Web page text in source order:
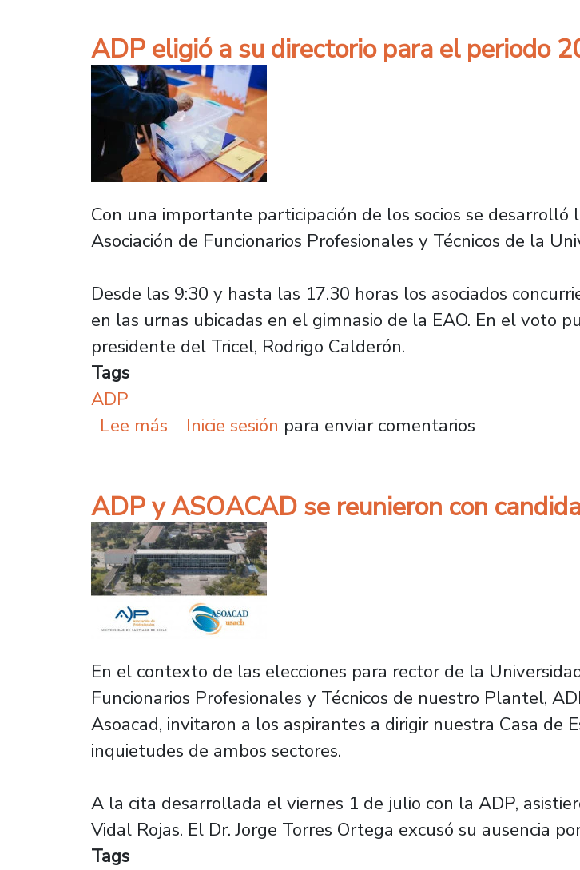
ADP eligió a su directorio para el periodo
Con una importante participación de los socios se
Asociación de Funcionarios Profesionales y Técnicos de la
Desde las 9:30 y hasta las 17.30 horas los asociados
en las urnas ubicadas en el gimnasio de la EAO. En el voto
presidente del Tricel, Rodrigo Calderón.
Tags
ADP
Lee más sobre ADP eligió a su directorio para el periodo
Inicie sesión para enviar comentarios
ADP y ASOACAD se reunieron con
En el contexto de las elecciones para rector de la
Funcionarios Profesionales y Técnicos de nuestro Plantel,
Asoacad, invitaron a los aspirantes a dirigir nuestra Casa de
inquietudes de ambos sectores.
A la cita desarrollada el viernes 1 de julio con la ADP,
Vidal Rojas. El Dr. Jorge Torres Ortega excusó su ausencia
Tags